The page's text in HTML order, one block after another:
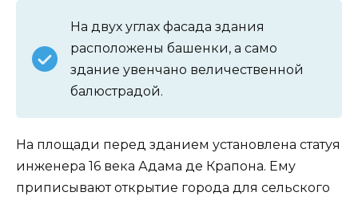
На двух углах фасада здания
расположены башенки, а само
здание увенчано величественной
балюстрадой.
На площади перед зданием установлена статуя
инженера 16 века Адама де Крапона. Ему
приписывают открытие города для сельского